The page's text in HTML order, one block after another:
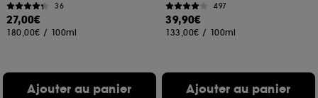
36
27,00€
180,00€ / 100ml
Ajouter au panier
497
39,90€
133,00€ / 100ml
Ajouter au panier